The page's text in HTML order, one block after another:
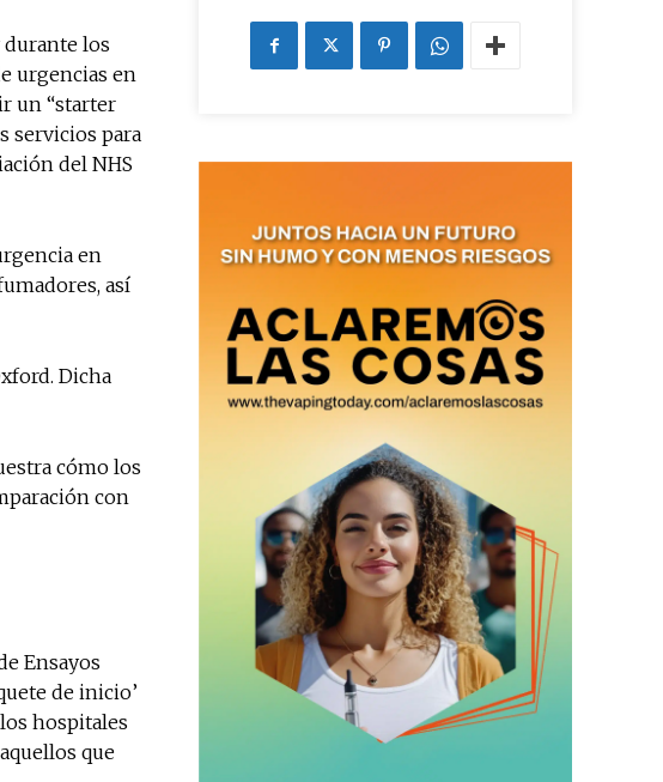
boletín diario y recibe todas las
y la reducción de daños en tu correo
daily clipping and receive all the news
SUBSCRIBIRSE
durante los
urgencias en
un “starter
servicios para
del NHS
en
así
Dicha
cómo los
con
Ensayos
de inicio’
hospitales
que